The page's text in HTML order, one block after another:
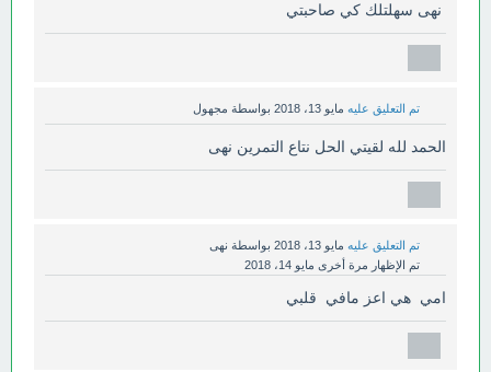
نهى سهلتلك كي صاحبتي
تم التعليق عليه مايو 13، 2018 بواسطة مجهول
الحمد لله لقيتي الحل نتاع التمرين نهى
تم التعليق عليه مايو 13، 2018 بواسطة نهى
تم الإظهار مرة أخرى مايو 14، 2018
امي هي اعز مافي قلبي